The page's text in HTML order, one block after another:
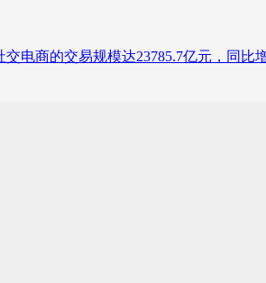
电商的交易规模达23785.7亿元，同比